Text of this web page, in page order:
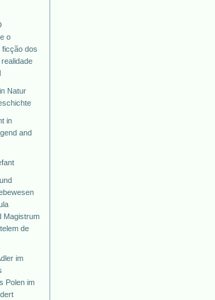
o
ficção dos
Natur
in
and
Magistrum
de
im
Polen im